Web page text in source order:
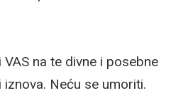
na te divne i posebne
iznova. Neću se umoriti.